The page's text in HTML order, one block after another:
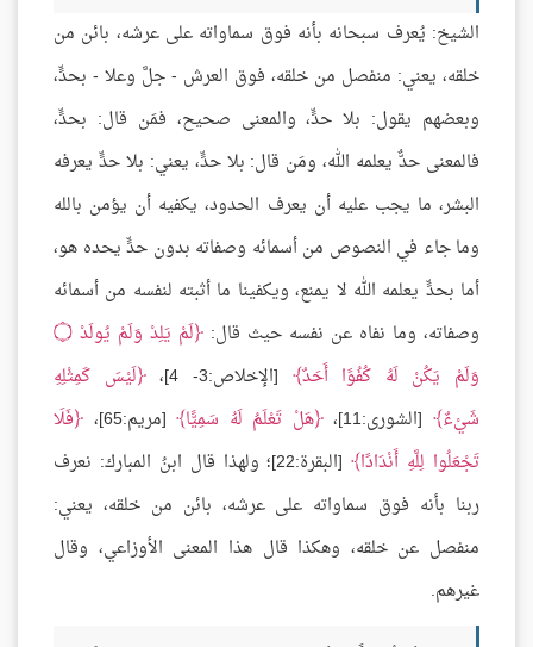
الشيخ: يُعرف سبحانه بأنه فوق سماواته على عرشه، بائن من
خلقه، يعني: منفصل من خلقه، فوق العرش - جلَّ وعلا - بحدٍّ،
وبعضهم يقول: بلا حدٍّ، والمعنى صحيح، فمَن قال: بحدٍّ،
فالمعنى حدٌّ يعلمه الله، ومَن قال: بلا حدٍّ، يعني: بلا حدٍّ يعرفه
البشر، ما يجب عليه أن يعرف الحدود، يكفيه أن يؤمن بالله
وما جاء في النصوص من أسمائه وصفاته بدون حدٍّ يحده هو،
أما بحدٍّ يعلمه الله لا يمنع، ويكفينا ما أثبته لنفسه من أسمائه
وصفاته، وما نفاه عن نفسه حيث قال: لَمْ يَلِدْ وَلَمْ يُولَدْ
وَلَمْ يَكُنْ لَهُ كُفُوًا أَحَدٌ
[الإخلاص:3- 4]،
لَيْسَ كَمِثْلِهِ
شَيْءٌ [الشورى:11]، هَلْ تَعْلَمُ لَهُ سَمِيًّا [مريم:65]،
فَلَا
تَجْعَلُوا لِلَّهِ أَنْدَادًا
[البقرة:22]؛ ولهذا قال ابنُ المبارك: نعرف
ربنا بأنه فوق سماواته على عرشه، بائن من خلقه، يعني:
منفصل عن خلقه، وهكذا قال هذا المعنى الأوزاعي، وقال
غيرهم.